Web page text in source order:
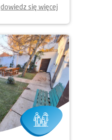
dowiedz się więcej